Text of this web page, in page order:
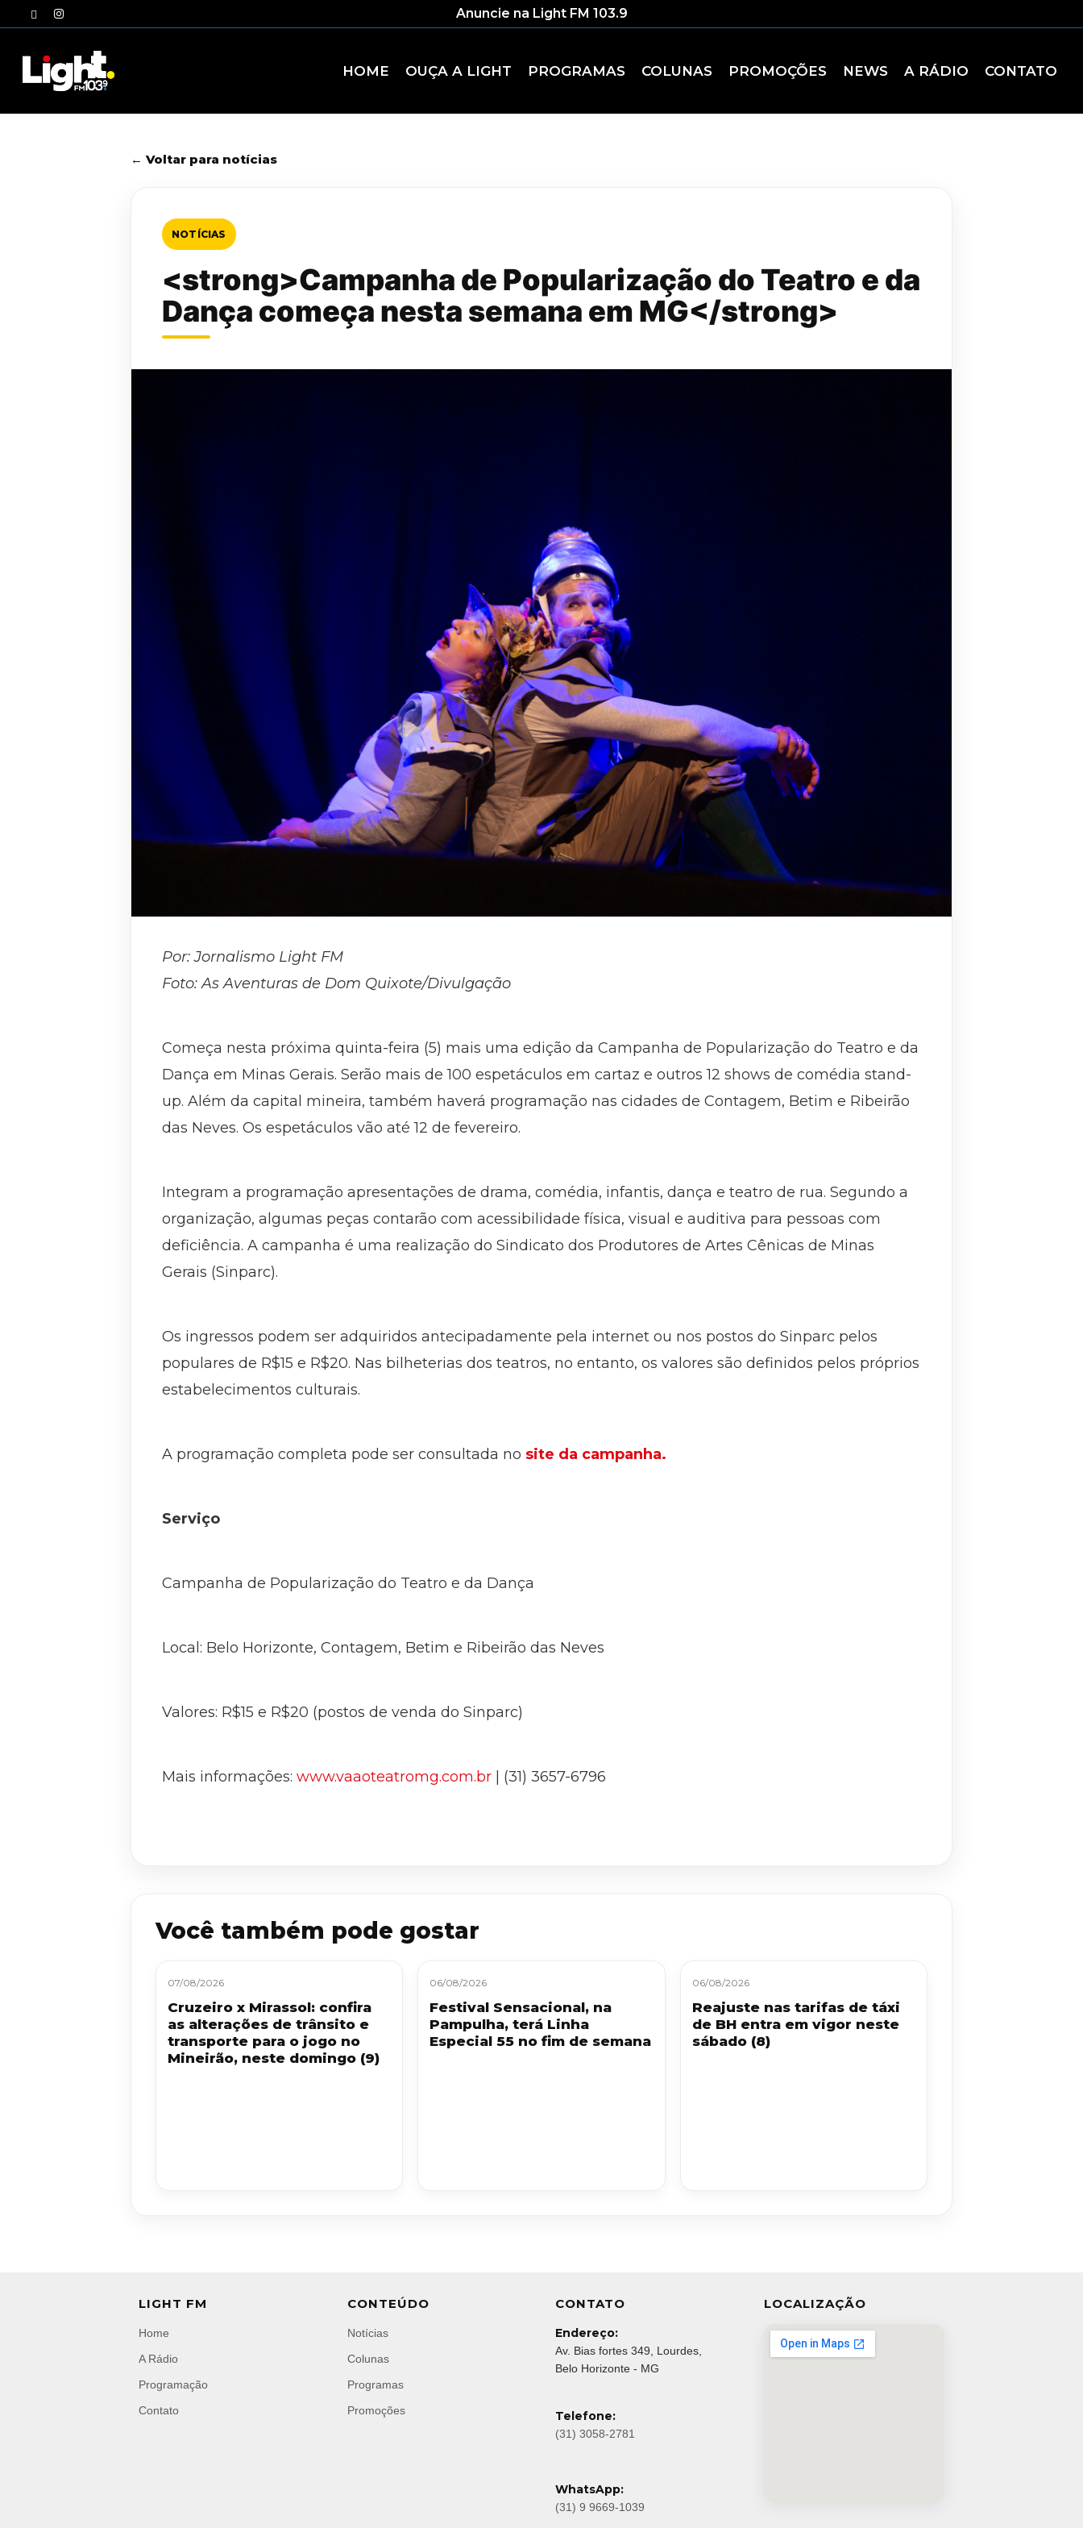
to
twitterinstagram Anuncie na Light FM 103.9
HOME OUÇA A LIGHT PROGRAMAS COLUNAS PROMOÇÕES NEWS A RÁDIO CONTATO
← Voltar para notícias
NOTÍCIAS
<strong>Campanha de Popularização do Teatro e da
Dança começa nesta semana em MG</strong>
Por: Jornalismo Light FM
Foto: As Aventuras de Dom Quixote/Divulgação
Começa nesta próxima quinta-feira (5) mais uma edição da Campanha de Popularização do Teatro e da
Dança em Minas Gerais. Serão mais de 100 espetáculos em cartaz e outros 12 shows de comédia stand-
up. Além da capital mineira, também haverá programação nas cidades de Contagem, Betim e Ribeirão
das Neves. Os espetáculos vão até 12 de fevereiro.
Integram a programação apresentações de drama, comédia, infantis, dança e teatro de rua. Segundo a
organização, algumas peças contarão com acessibilidade física, visual e auditiva para pessoas com
deficiência. A campanha é uma realização do Sindicato dos Produtores de Artes Cênicas de Minas
Gerais (Sinparc).
Os ingressos podem ser adquiridos antecipadamente pela internet ou nos postos do Sinparc pelos
populares de R$15 e R$20. Nas bilheterias dos teatros, no entanto, os valores são definidos pelos próprios
estabelecimentos culturais.
A programação completa pode ser consultada no site da campanha.
Serviço
Campanha de Popularização do Teatro e da Dança
Local: Belo Horizonte, Contagem, Betim e Ribeirão das Neves
Valores: R$15 e R$20 (postos de venda do Sinparc)
Mais informações: www.vaaoteatromg.com.br | (31) 3657-6796
Você também pode gostar
07/08/2026
Cruzeiro x Mirassol: confira
as alterações de trânsito e
transporte para o jogo no
Mineirão, neste domingo (9)
06/08/2026
Festival Sensacional, na
Pampulha, terá Linha
Especial 55 no fim de semana
06/08/2026
Reajuste nas tarifas de táxi
de BH entra em vigor neste
sábado (8)
LIGHT FM
Home
A Rádio
Programação
Contato
CONTEÚDO
Notícias
Colunas
Programas
Promoções
CONTATO
Endereço:
Av. Bias fortes 349, Lourdes,
Belo Horizonte - MG
Telefone:
(31) 3058-2781
WhatsApp:
(31) 9 9669-1039
LOCALIZAÇÃO